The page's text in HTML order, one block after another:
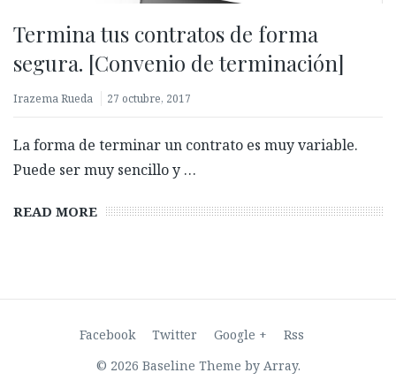
Termina tus contratos de forma
segura. [Convenio de terminación]
Irazema Rueda 27 octubre, 2017
La forma de terminar un contrato es muy variable.
Puede ser muy sencillo y …
READ MORE
Facebook Twitter Google +
Rss
© 2026 Baseline Theme by Array.